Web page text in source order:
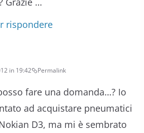
rispondere
in 19:42 Permalink
fare una domanda…? Io
ad acquistare pneumatici
D3, ma mi è sembrato